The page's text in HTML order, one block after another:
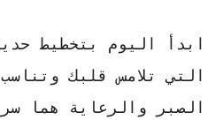
ابدأ اليوم بتخطيط
التي تلامس قلبك
الصبر والرعاية هما